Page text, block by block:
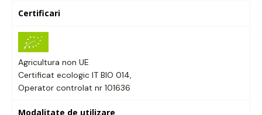
Certificari
Agricultura non UE
Certificat ecologic IT BIO 014,
Operator controlat nr 101636
Modalitate de utilizare